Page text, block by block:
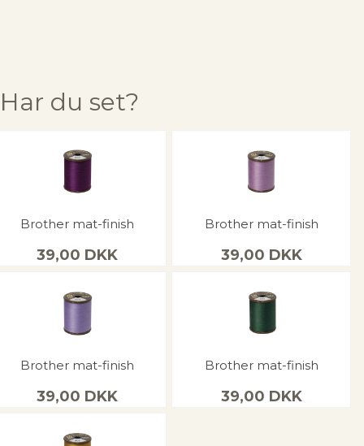
Har du set?
Brother mat-finish
39,00 DKK
Brother mat-finish
39,00 DKK
Brother mat-finish
39,00 DKK
Brother mat-finish
39,00 DKK